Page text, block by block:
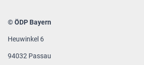
© ÖDP Bayern
Heuwinkel 6
94032 Passau